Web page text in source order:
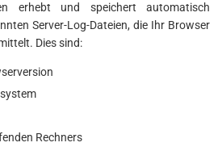
erhebt und speichert automatisch
Server-Log-Dateien, die Ihr Browser
Dies sind:
Rechners